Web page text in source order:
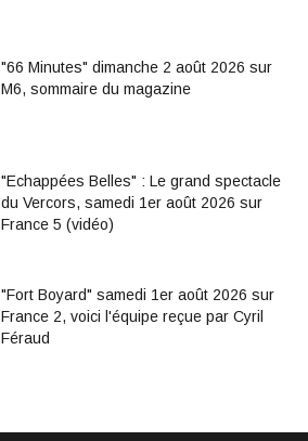
"66 Minutes" dimanche 2 août 2026 sur
M6, sommaire du magazine
"Echappées Belles" : Le grand spectacle
du Vercors, samedi 1er août 2026 sur
France 5 (vidéo)
"Fort Boyard" samedi 1er août 2026 sur
France 2, voici l'équipe reçue par Cyril
Féraud